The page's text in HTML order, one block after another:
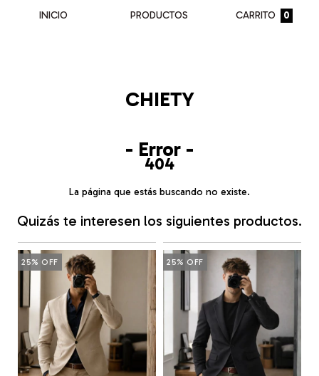
INICIO PRODUCTOS CARRITO 0
CHIETY
- Error -
404
La página que estás buscando no existe.
Quizás te interesen los siguientes productos.
25% OFF 25% OFF